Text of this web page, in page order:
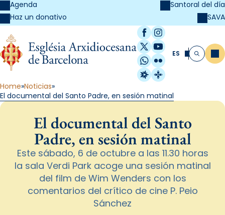
Agenda
Haz un donativo
Santoral del día
SAVA
Facebook
Instagram
X / Twitter
YouTube
WhatsApp
Flickr
Radio Estel
Catalunya
ES Buscar
Home Noticias
El documental del Santo Padre, en sesión matinal
El documental del Santo
Padre, en sesión matinal
Este sábado, 6 de octubre a las 11.30 horas
la sala Verdi Park acoge una sesión matinal
del film de Wim Wenders con los
comentarios del crítico de cine P. Peio
Sánchez